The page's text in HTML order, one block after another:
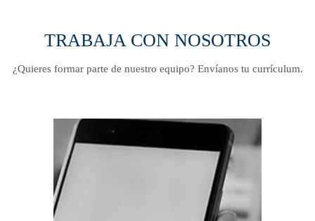
TRABAJA CON NOSOTROS
¿Quieres formarparte de nuestro equipo? Envíanos tu currículum.